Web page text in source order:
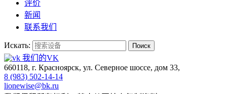
评价
新闻
联系我们
Искать: Поиск
我们的VK
660118, г. Красноярск, ул. Северное шоссе, дом 33,
8 (983) 502-14-14
lionewise@bk.ru